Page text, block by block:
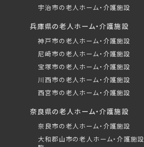
宇治市の老人ホーム・介護施設
兵庫県の老人ホーム・介護施設
神戸市の老人ホーム・介護施設
尼崎市の老人ホーム・介護施設
宝塚市の老人ホーム・介護施設
川西市の老人ホーム・介護施設
西宮市の老人ホーム・介護施設
奈良県の老人ホーム・介護施設
奈良市の老人ホーム・介護施設
大和郡山市の老人ホーム・介護施設